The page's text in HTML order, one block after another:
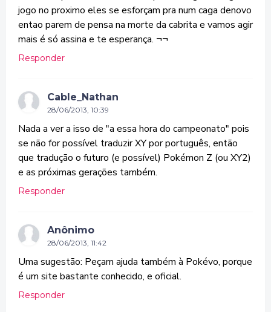
jogo no proximo eles se esforçam pra num caga denovo
entao parem de pensa na morte da cabrita e vamos agir
mais é só assina e te esperança. ¬¬
Responder
Cable_Nathan
28/06/2013, 10:39
Nada a ver a isso de "a essa hora do campeonato" pois
se não for possível traduzir XY por português, então
que tradução o futuro (e possível) Pokémon Z (ou XY2)
e as próximas gerações também.
Responder
Anônimo
28/06/2013, 11:42
Uma sugestão: Peçam ajuda também à Pokévo, porque
é um site bastante conhecido, e oficial.
Responder